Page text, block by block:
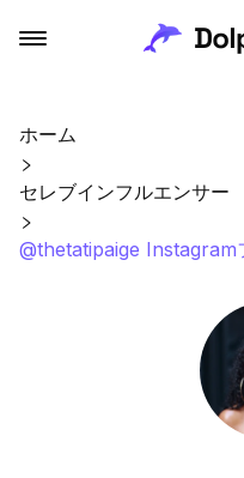
ホーム
セレブインフルエンサー
@thetatipaige Instagram